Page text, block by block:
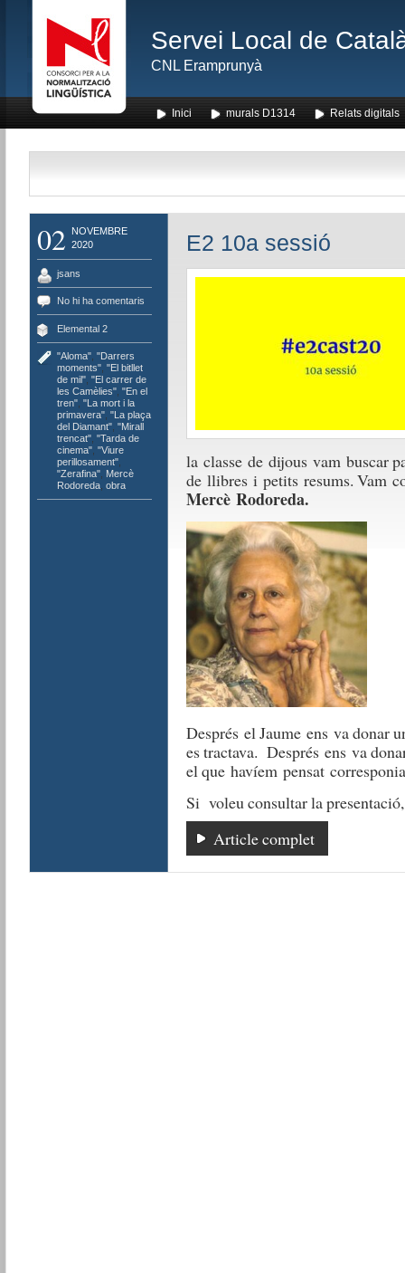
Servei Local de
CNL Eramprunyà
Inici murals D1314 Relats digitals
02
NOVEMBRE
2020
jsans
No hi ha comentaris
Elemental 2
"Aloma", "Darrers
moments", "El bitllet
de mil", "El carrer de
les Camèlies", "En el
tren", "La mort i la
primavera", "La plaça
del Diamant", "Mirall
trencat", "Tarda de
cinema", "Viure
perillosament",
"Zerafina", Mercè
Rodoreda, obra
E2 10a sessió
la classede dijous vambuscar
de llibresi petits resums. Vam
Mercè Rodoreda.
Desprésel Jaume ensva donar
estractava. Després ensva
el que havíem pensat corresponia
Si voleu consultar la
Article complet